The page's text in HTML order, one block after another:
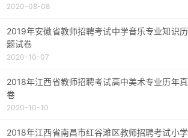
2020-08-08
2019年安徽省教师招聘考试中学音乐专业知识
题试卷
2020-10-07
2018年江西省教师招聘考试高中美术专业历年
卷
2020-10-10
2018年江西省南昌市红谷滩区教师招聘考试小